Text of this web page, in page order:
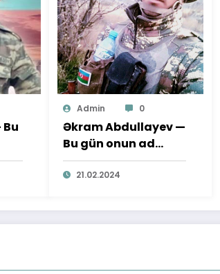
Admin 0
Əkram Abdullayev —
Bu gün onun ad
günüdür
21.02.2024